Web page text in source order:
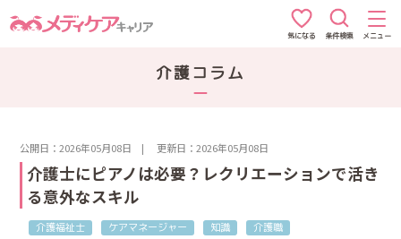
気になる 条件検索 メニュー
介護コラム
公開日：2026年05月08日 |更新日：2026年05月08日
介護士にピアノは必要？レクリエーションで活き
る意外なスキル
介護福祉士 ケアマネージャー 知識 介護職